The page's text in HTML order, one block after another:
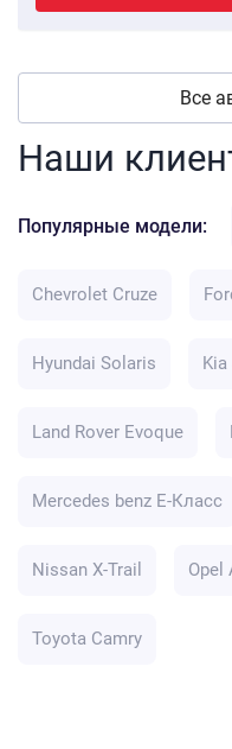
Все
Наши
Популярные модели:
Chevrolet Cruze
Hyundai Solaris
Land Rover Evoque
Mercedes benz E-Класс
Nissan X-Trail Opel
Toyota Camry